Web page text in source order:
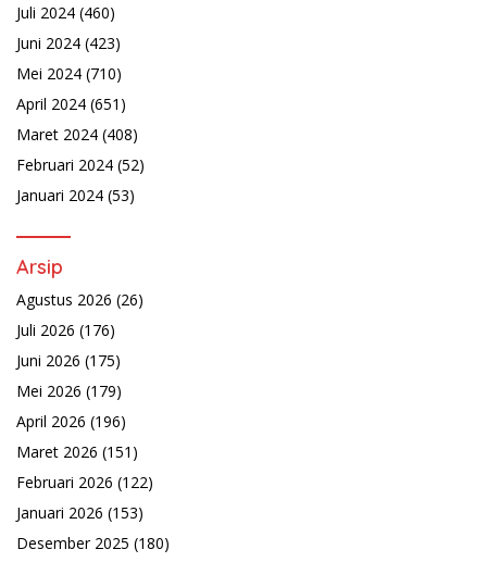
Juli 2024 (460)
Juni 2024 (423)
Mei 2024 (710)
April 2024 (651)
Maret 2024 (408)
Februari 2024 (52)
Januari 2024 (53)
Arsip
Agustus 2026 (26)
Juli 2026 (176)
Juni 2026 (175)
Mei 2026 (179)
April 2026 (196)
Maret 2026 (151)
Februari 2026 (122)
Januari 2026 (153)
Desember 2025 (180)